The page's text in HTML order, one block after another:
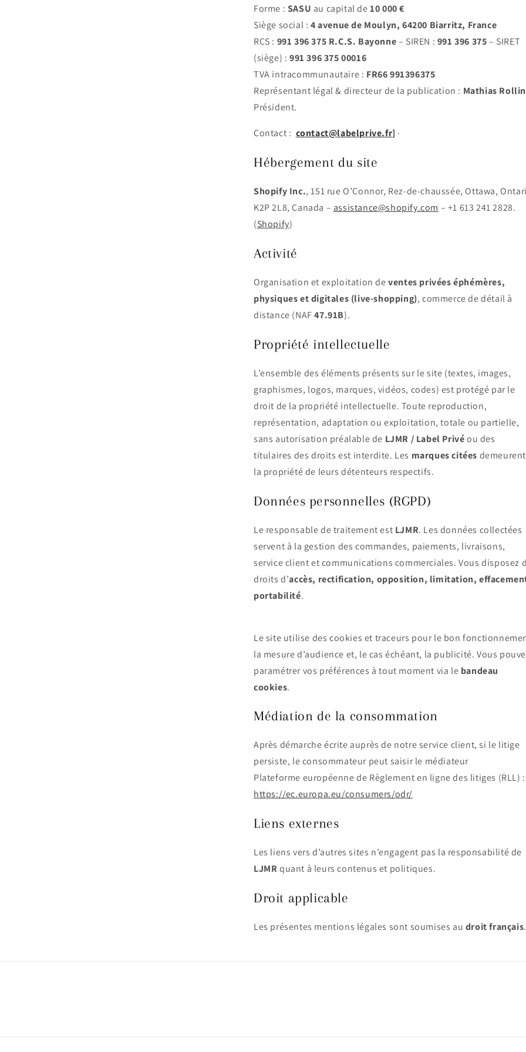
Forme : SASU au capital de10 000 €
Siège social : 4 avenue de Moulyn, 64200 Biarritz, France
RCS : 991 396 375 R.C.S. Bayonne– SIREN : 991 396 375– SIRET
(siège) : 991 396 375 00016
TVA intracommunautaire : FR66 991396375
Représentant légal & directeur de la publication : Mathias Rollin
Président.
Contact : contact@labelprive.fr] ·
Hébergement du site
Shopify Inc., 151 rue O’Connor, Rez-de-chaussée, Ottawa,
K2P 2L8, Canada – assistance@shopify.com – +1 613 241 2828.
(Shopify)
Activité
Organisation et exploitation deventes privées éphémères,
physiques et digitales (live-shopping), commerce de détail à
distance (NAF47.91B).
Propriété intellectuelle
L’ensemble des éléments présents sur le site (textes, images,
graphismes, logos, marques, vidéos, codes) est protégé par le
droit de la propriété intellectuelle. Toute reproduction,
représentation, adaptation ou exploitation, totale ou partielle,
sans autorisation préalable de LJMR / Label Privéou des
titulaires des droits est interdite. Les marques citées demeurent
la propriété de leurs détenteurs respectifs.
Données personnelles (RGPD)
Le responsable de traitement est LJMR. Les données collectées
servent à la gestion des commandes, paiements, livraisons,
service client et communications commerciales. Vous disposez
droits d’accès, rectification, opposition, limitation,
portabilité.
Le site utilise des cookies et traceurs pour le bon
la mesure d’audience et, le cas échéant, la publicité. Vous
paramétrer vos préférences à tout moment via le bandeau
cookies.
Médiation de la consommation
Après démarche écrite auprès de notre service client, si le litige
persiste, le consommateur peut saisir le médiateur
Plateforme européenne de Règlement en ligne des litiges (RLL) :
https://ec.europa.eu/consumers/odr/
Liens externes
Les liens vers d’autres sites n’engagent pas la responsabilité de
LJMRquant à leurs contenus et politiques.
Droit applicable
Les présentes mentions légales sont soumises au droit français.